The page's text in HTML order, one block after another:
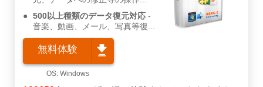
500以上種類のデータ復元対応
音楽、動画、メール、写真等復...
無料体験